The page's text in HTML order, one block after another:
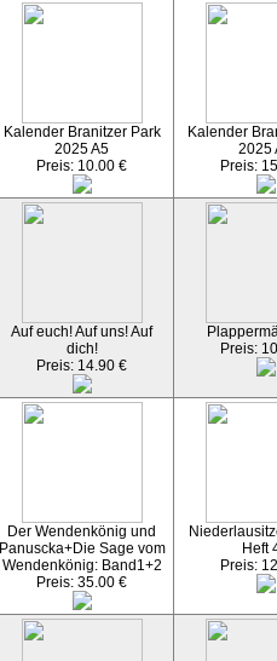
Kalender Branitzer Park
2025 A5
Preis: 10.00 €
Kalender
2025
Preis:
Auf euch! Auf uns! Auf
dich!
Preis: 14.90 €
Preis:
Der Wendenkönig und
Panuscka+Die Sage vom
Wendenkönig: Band1+2
Preis: 35.00 €
Heft
Preis: